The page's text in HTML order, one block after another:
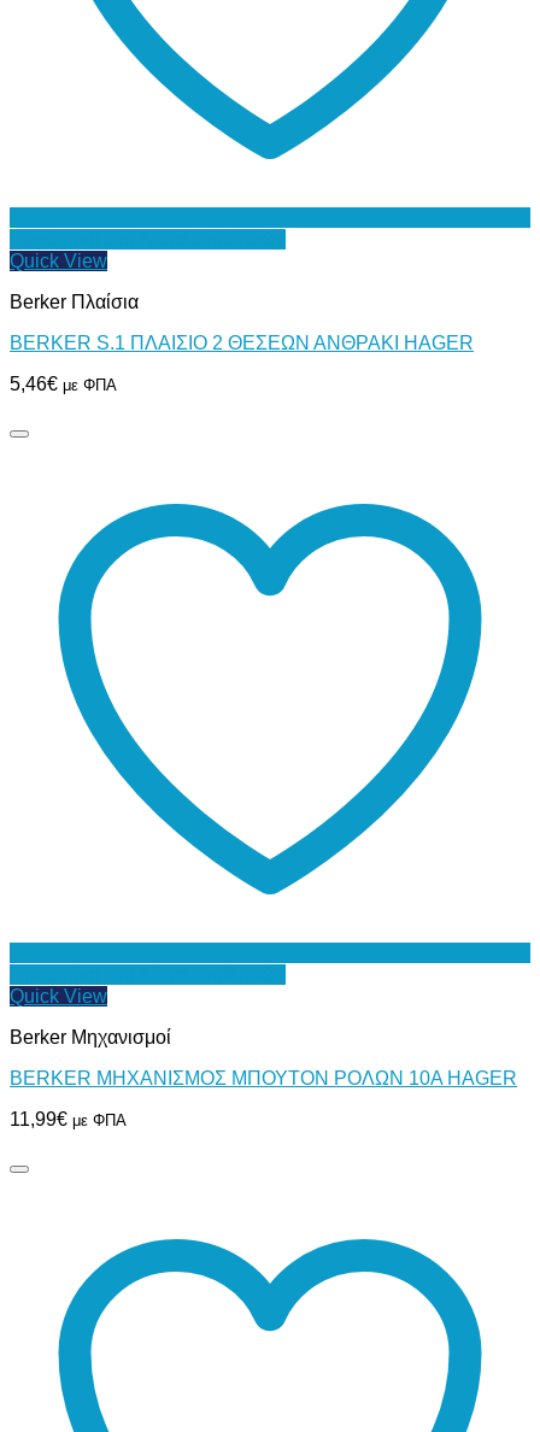
Quick View
Berker Πλαίσια
BERKER S.1 ΠΛΑΙΣΙΟ 2 ΘΕΣΕΩΝ ΑΝΘΡΑΚΙ HAGER
5,46€ με ΦΠΑ
Quick View
Berker Μηχανισμοί
BERKER ΜΗΧΑΝΙΣΜΟΣ ΜΠΟΥΤΟΝ ΡΟΛΩΝ 10A HAGER
11,99€ με ΦΠΑ